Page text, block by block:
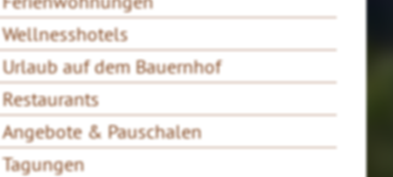
Wellnesshotels
Urlaub auf dem Bauernhof
Restaurants
Angebote & Pauschalen
Tagungen